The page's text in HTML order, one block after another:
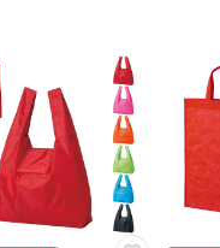
キッチ
冷感・
ーグッズ
トラ